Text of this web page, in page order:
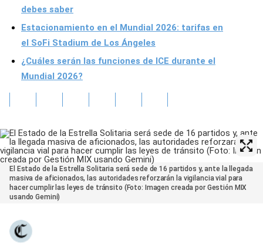
debes saber
Estacionamiento en el Mundial 2026: tarifas en
el SoFi Stadium de Los Ángeles
¿Cuáles serán las funciones de ICE durante el
Mundial 2026?
El Estado de la Estrella Solitaria será sede de 16 partidos y, ante la llegada
masiva de aficionados, las autoridades reforzarán la vigilancia vial para
hacer cumplir las leyes de tránsito (Foto: Imagen creada por Gestión MIX
usando Gemini)